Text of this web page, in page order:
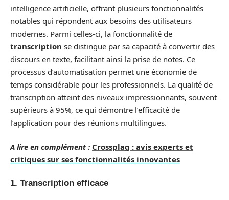
intelligence artificielle, offrant plusieurs fonctionnalités
notables qui répondent aux besoins des utilisateurs
modernes. Parmi celles-ci, la fonctionnalité de
transcription se distingue par sa capacité à convertir des
discours en texte, facilitant ainsi la prise de notes. Ce
processus d’automatisation permet une économie de
temps considérable pour les professionnels. La qualité de
transcription atteint des niveaux impressionnants, souvent
supérieurs à 95%, ce qui démontre l’efficacité de
l’application pour des réunions multilingues.
A lire en complément : Crossplag : avis experts et
critiques sur ses fonctionnalités innovantes
1. Transcription efficace